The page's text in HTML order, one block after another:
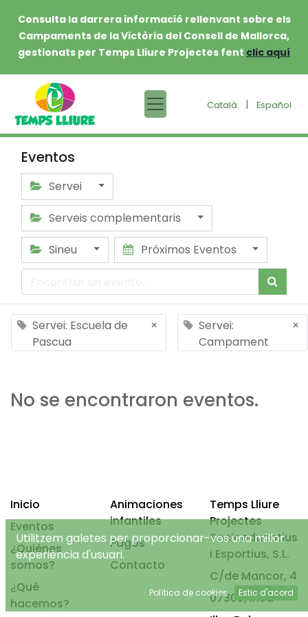
Consulta la darrera informació rellenvant sobre els
Campaments de la Victòria del Consell de Mallorca,
gestionats per Temps Lliure Projectes fent clic aquí
Català | Español
Eventos
Servei
Serveis complementaris
Sineu
Próximos Eventos
Servei: Escuela de
Pascua
×
Servei:
Campament
×
No se encontraron eventos.
Inicio
Eventos
¿Quiénes
somos?
¿Qué
hacemos?
Animaciones
infantiles
Pagos
Contacto
Temps Lliure
Projectes
Socioeducatius
i Esportius, S.L.
C/de Mancor, 4
07300, Inca
Utilitzem galetes per proporcionar-vos una millor
experiència d'usuari.
Política de cookies Estic d'acord